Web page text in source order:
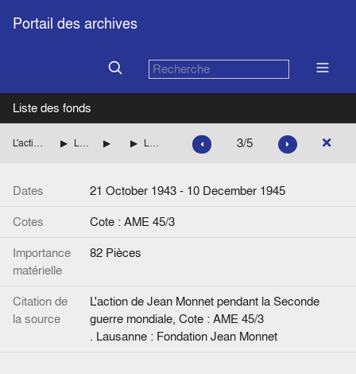
Portail des archives
Liste des fonds
L'action de Jean Monnet pendant la Seconde guerre mondiale La mission de Jean Monnet à Washington pour le compte des autorités françaises Les négociations de Washington Les négociations de Jean Monnet et la Conférence d'Atlantic City 3/5
Dates
21 October 1943 - 10 December 1945
Cotes
Cote : AME 45/3
Importance
matérielle
82 Pièces
Citation de
la source
L'action de Jean Monnet pendant la Seconde
guerre mondiale, Cote : AME 45/3
. Lausanne : Fondation Jean Monnet